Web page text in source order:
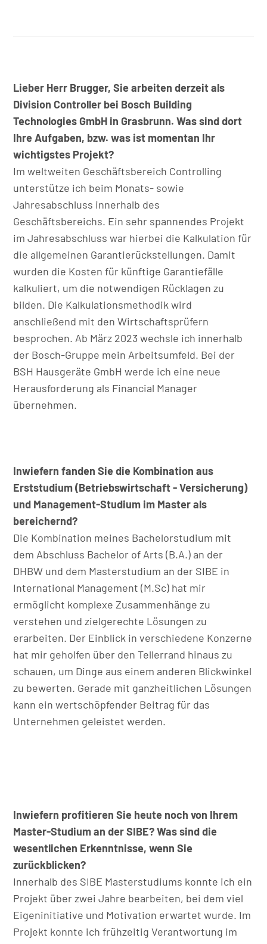
Lieber Herr Brugger, Sie arbeiten derzeit als
Division Controller bei Bosch Building
Technologies GmbH in Grasbrunn. Was sind dort
Ihre Aufgaben, bzw. was ist momentan Ihr
wichtigstes Projekt?
Im weltweiten Geschäftsbereich Controlling
unterstütze ich beim Monats- sowie
Jahresabschluss innerhalb des
Geschäftsbereichs. Ein sehr spannendes Projekt
im Jahresabschluss war hierbei die Kalkulation für
die allgemeinen Garantierückstellungen. Damit
wurden die Kosten für künftige Garantiefälle
kalkuliert, um die notwendigen Rücklagen zu
bilden. Die Kalkulationsmethodik wird
anschließend mit den Wirtschaftsprüfern
besprochen. Ab März 2023 wechsle ich innerhalb
der Bosch-Gruppe mein Arbeitsumfeld. Bei der
BSH Hausgeräte GmbH werde ich eine neue
Herausforderung als Financial Manager
übernehmen.
Inwiefern fanden Sie die Kombination aus
Erststudium (Betriebswirtschaft - Versicherung)
und Management-Studium im Master als
bereichernd?
Die Kombination meines Bachelorstudium mit
dem Abschluss Bachelor of Arts (B.A.) an der
DHBW und dem Masterstudium an der SIBE in
International Management (M.Sc) hat mir
ermöglicht komplexe Zusammenhänge zu
verstehen und zielgerechte Lösungen zu
erarbeiten. Der Einblick in verschiedene Konzerne
hat mir geholfen über den Tellerrand hinaus zu
schauen, um Dinge aus einem anderen Blickwinkel
zu bewerten. Gerade mit ganzheitlichen Lösungen
kann ein wertschöpfender Beitrag für das
Unternehmen geleistet werden.
Inwiefern profitieren Sie heute noch von Ihrem
Master-Studium an der SIBE? Was sind die
wesentlichen Erkenntnisse, wenn Sie
zurückblicken?
Innerhalb des SIBE Masterstudiums konnte ich ein
Projekt über zwei Jahre bearbeiten, bei dem viel
Eigeninitiative und Motivation erwartet wurde. Im
Projekt konnte ich frühzeitig Verantwortung im